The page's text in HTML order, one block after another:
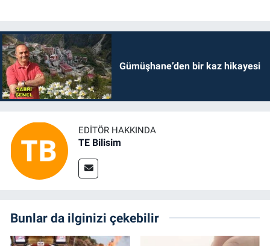
Gümüşhane’den bir kaz hikayesi
EDITÖR HAKKINDA
TE Bilisim
Bunlar da ilginizi çekebilir